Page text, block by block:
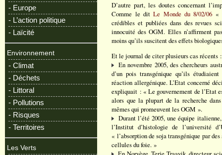
- Europe
- L’action politique
- Laïcité
Environnement
- Climat
- Déchets
- Littoral
- Pollutions
- Risques
- Territoires
Les Verts
D’autre part, les doutes concernant
Comme le ditLe Monde du 8/02/06 «
crédibles et publiées dans des revues
innocuité des OGM. Elles n’affirment
moins qu’ils suscitent des effets
Et le journal de citer plusieurs cas récents :
En novembre 2005, des chercheurs
d’un pois transgénique qu’ils
réaction allergénique. L’Etat concerné
expliquait : « Le gouvernement de l’Etat
alors que la plupart de la recherche
mêmes qui promeuvent les OGM ».
Durant l’été 2005, une équipe
l’Institut d’histologie de l’université
« l’absorption de soja transgénique par
cellules du foie. »